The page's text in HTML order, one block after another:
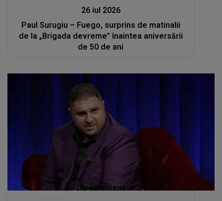
26 iul 2026
Paul Surugiu – Fuego, surprins de matinalii
de la „Brigada devreme” înaintea aniversării
de 50 de ani
Divertisment